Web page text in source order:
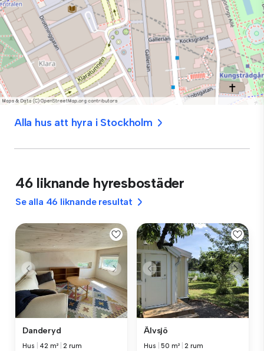
Alla hus att hyra i Stockholm
46 liknande hyresbostäder
Se alla 46 liknande resultat
Danderyd
Hus 42 m² |2 rum
Älvsjö
Hus |50 m² |2 rum